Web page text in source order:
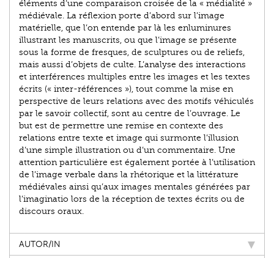
éléments d’une comparaison croisée de la « médialité »
médiévale. La réflexion porte d’abord sur l’image
matérielle, que l’on entende par là les enluminures
illustrant les manuscrits, ou que l’image se présente
sous la forme de fresques, de sculptures ou de reliefs,
mais aussi d’objets de culte. L’analyse des interactions
et interférences multiples entre les images et les textes
écrits (« inter-références »), tout comme la mise en
perspective de leurs relations avec des motifs véhiculés
par le savoir collectif, sont au centre de l’ouvrage. Le
but est de permettre une remise en contexte des
relations entre texte et image qui surmonte l’illusion
d’une simple illustration ou d’un commentaire. Une
attention particulière est également portée à l’utilisation
de l’image verbale dans la rhétorique et la littérature
médiévales ainsi qu’aux images mentales générées par
l’imaginatio lors de la réception de textes écrits ou de
discours oraux.
AUTOR/IN